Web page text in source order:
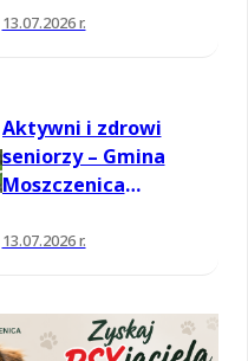
13.07.2026 r.
Aktywni i zdrowi
seniorzy – Gmina
Moszczenica
na nowe zajęcia
13.07.2026 r.